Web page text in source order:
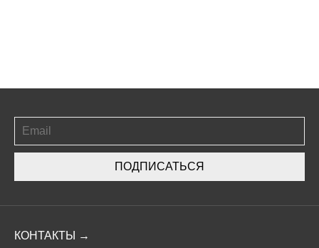
ПОДПИСАТЬСЯ
КОНТАКТЫ →